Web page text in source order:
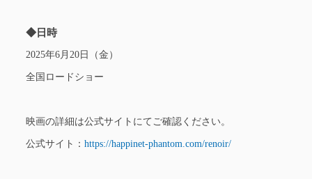
◆日時
2025年6月20日（金）
全国ロードショー
映画の詳細は公式サイトにてご確認ください。
公式サイト： https://happinet-phantom.com/renoir/